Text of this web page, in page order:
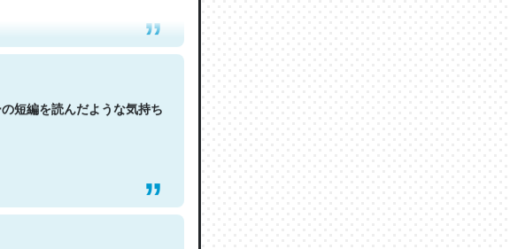
短編を読んだような気持ち